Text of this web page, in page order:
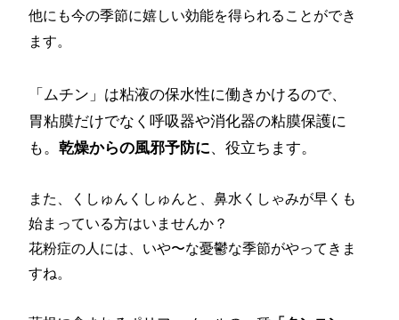
他にも今の季節に嬉しい効能を得られることができ
ます。
「ムチン」は粘液の保水性に働きかけるので、
胃粘膜だけでなく呼吸器や消化器の粘膜保護に
も。乾燥からの風邪予防に、役立ちます。
また、くしゅんくしゅんと、鼻水くしゃみが早くも
始まっている方はいませんか？
花粉症の人には、いや〜な憂鬱な季節がやってきま
すね。